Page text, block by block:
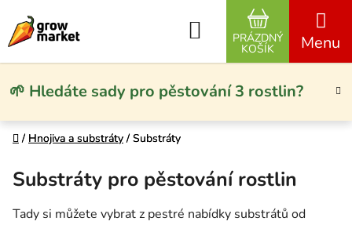
🌱 Hledáte sady pro pěstování 3 rostlin?
Hledat
NÁKUPNÍ
PRÁZDNÝ
KOŠÍK
Domů
/ Hnojiva a substráty / Substráty
Domů
/ Hnojiva a substráty / Substráty
Substráty pro pěstování rostlin
Tady si můžete vybrat z pestré nabídky substrátů od